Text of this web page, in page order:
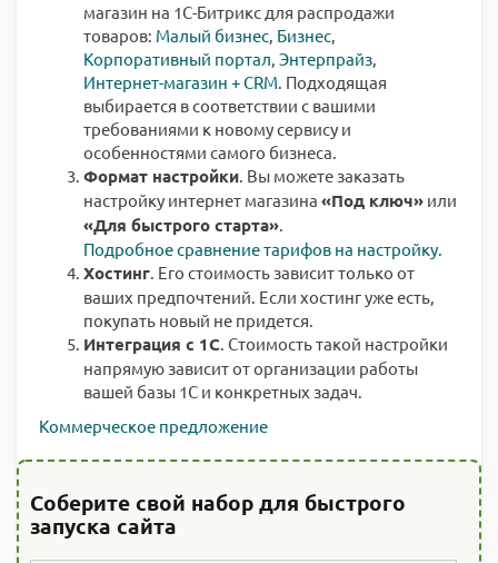
магазин на 1С-Битрикс для распродажи
товаров: Малый бизнес, Бизнес,
Корпоративный портал, Энтерпрайз,
Интернет-магазин + CRM. Подходящая
выбирается в соответствии с вашими
требованиями к новому сервису и
особенностями самого бизнеса.
Формат настройки. Вы можете заказать
настройку интернет магазина «Под ключ» или
«Для быстрого старта».
Подробное сравнение тарифов на настройку.
Хостинг. Его стоимость зависит только от
ваших предпочтений. Если хостинг уже есть,
покупать новый не придется.
Интеграция с 1С. Стоимость такой настройки
напрямую зависит от организации работы
вашей базы 1С и конкретных задач.
Коммерческое предложение
Соберите свой набор для быстрого
запуска сайта